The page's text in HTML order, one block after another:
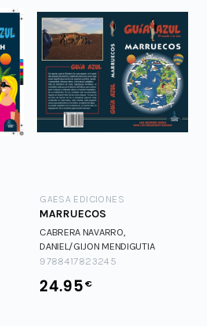
GAESA EDICIONES
MARRUECOS
CABRERA NAVARRO,
DANIEL/GIJON MENDIGUTIA
CABRERA NAVARRO,
9788417823245
24.95€